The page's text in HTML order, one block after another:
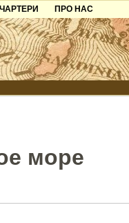
ЧАРТЕРИ
ПРО НАС
Контакти
Партнерам
Додати готель
море